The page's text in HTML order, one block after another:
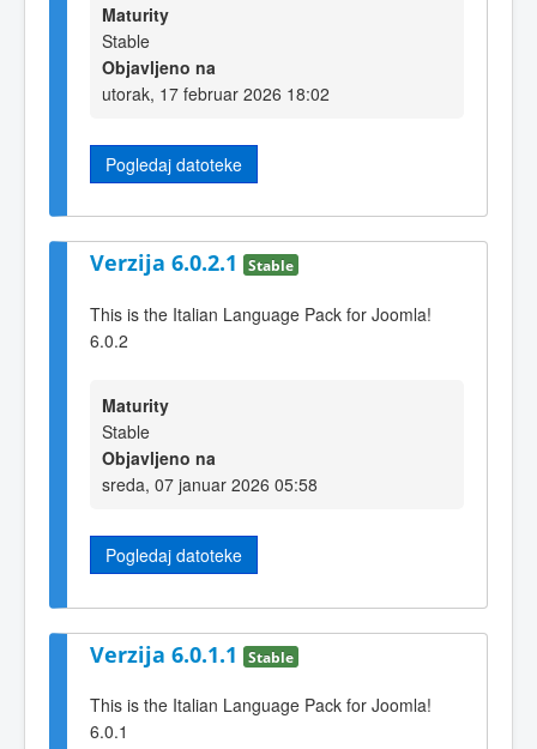
Maturity
Stable
Objavljeno na
utorak, 17 februar 2026 18:02
Pogledaj datoteke
Verzija 6.0.2.1 Stable
This is the Italian Language Pack for Joomla!
6.0.2
Maturity
Stable
Objavljeno na
sreda, 07 januar 2026 05:58
Pogledaj datoteke
Verzija 6.0.1.1 Stable
This is the Italian Language Pack for Joomla!
6.0.1